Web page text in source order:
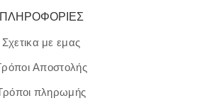
ΠΛΗΡΟΦΟΡΙΕΣ
Σχετικα με εμας
Αποστολής
πληρωμής